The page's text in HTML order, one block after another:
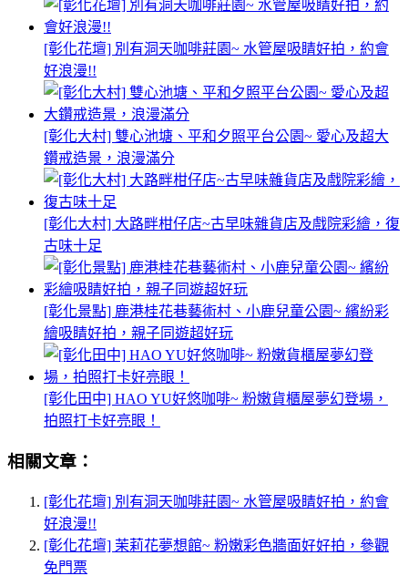
[彰化花壇] 別有洞天咖啡莊園~ 水管屋吸睛好拍，約會
好浪漫!!
[彰化大村] 雙心池塘、平和夕照平台公園~ 愛心及超大
鑽戒造景，浪漫滿分
[彰化大村] 大路畔柑仔店~古早味雜貨店及戲院彩繪，復
古味十足
[彰化景點] 鹿港桂花巷藝術村、小鹿兒童公園~ 繽紛彩
繪吸睛好拍，親子同遊超好玩
[彰化田中] HAO YU好悠咖啡~ 粉嫩貨櫃屋夢幻登場，
拍照打卡好亮眼！
相關文章：
[彰化花壇] 別有洞天咖啡莊園~ 水管屋吸睛好拍，約會
好浪漫!!
[彰化花壇] 茉莉花夢想館~ 粉嫩彩色牆面好好拍，參觀
免門票